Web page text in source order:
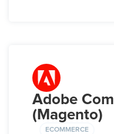
Adobe
(Magento)
ECOMMERCE